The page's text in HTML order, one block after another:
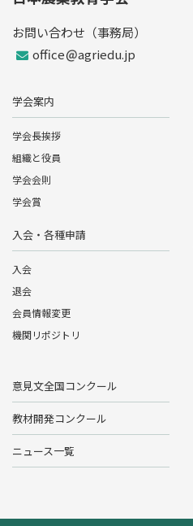
お問い合わせ（事務局）
office
agriedu.jp
学会案内
学会長挨拶
組織と役員
学会会則
学会賞
入会・各種申請
入会
退会
会員情報変更
機関リポジトリ
意見文全国コンクール
教材開発コンクール
ニュース一覧